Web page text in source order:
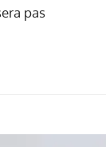
pas